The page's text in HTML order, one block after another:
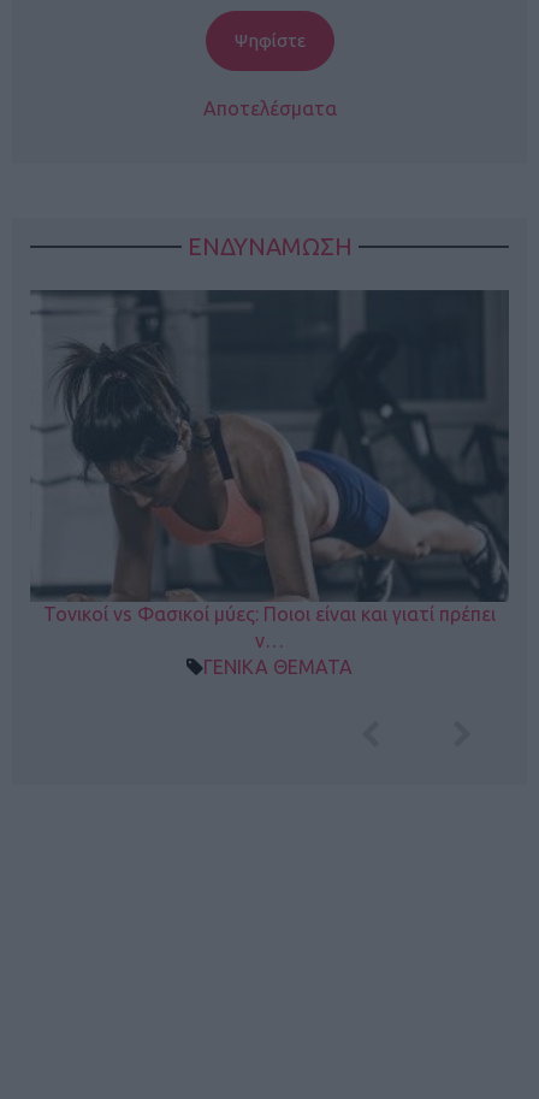
Αποτελέσματα
ΕΝΔΥΝΑΜΩΣΗ
Τονικοί vs Φασικοί μύες: Ποιοι είναι και γιατί πρέπει
ν…
ΓΕΝΙΚΑ ΘΕΜΑΤΑ